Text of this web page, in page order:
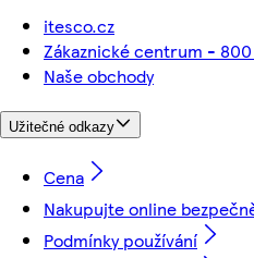
itesco.cz
Zákaznické centrum -
Naše obchody
Užitečné odkazy
Cena
Nakupujte online
Podmínky používání